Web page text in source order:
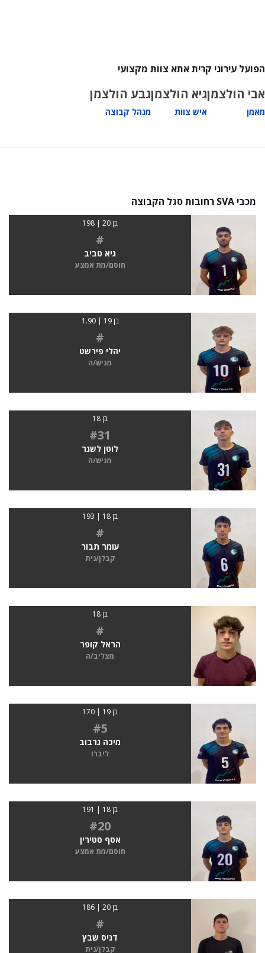
הפועל עירוני קרית אתא צוות מקצועי
אבי הולצמן
מאמן
גיא הולצמן
איש צוות
גבע הולצמן
מנהל קבוצה
מכבי SVA רחובות סגל הקבוצה
בן 20 | 198
#
גיא טביב
חוסם/מת אמצע
בן 19 | 1.90
#
יהלי פירשט
מגיש/ה
בן 18
#31
לוטן לשנר
מגיש/ה
בן 18 | 193
#
עומר תבור
קבלן/נית
בן 18
#
הראל קופר
מצליב/ה
בן 19 | 170
#5
מיכה גרבוב
ליברו
בן 18 | 191
#20
אסף סטירין
חוסם/מת אמצע
בן 20 | 186
#
דניס שבץ
קבלן/נית